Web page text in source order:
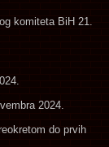
komiteta BiH 21.
2024.
do prvih